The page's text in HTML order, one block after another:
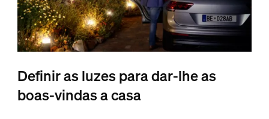
Definir as luzes para dar-lhe as
boas-vindas a casa